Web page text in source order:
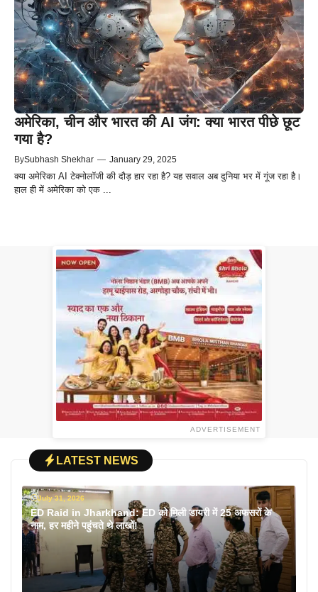
अमेरिका, चीन और भारत की AI जंग: क्या भारत पीछे छूट
गया है?
BySubhash Shekhar — January 29, 2025
क्या अमेरिका AI टेक्नोलॉजी की दौड़ हार रहा है? यह सवाल अब दुनिया भर में गूंज रहा है।
हाल ही में अमेरिका को एक ...
ADVERTISEMENT
LATEST NEWS
July 31, 2026
ED Raid in Jharkhand: ED को मिली डायरी में 25 अफसरों के
नाम, हर महीने पहुंचते थे लाखों!